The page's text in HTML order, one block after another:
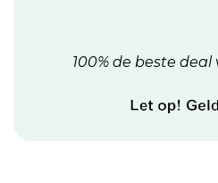
100% de beste